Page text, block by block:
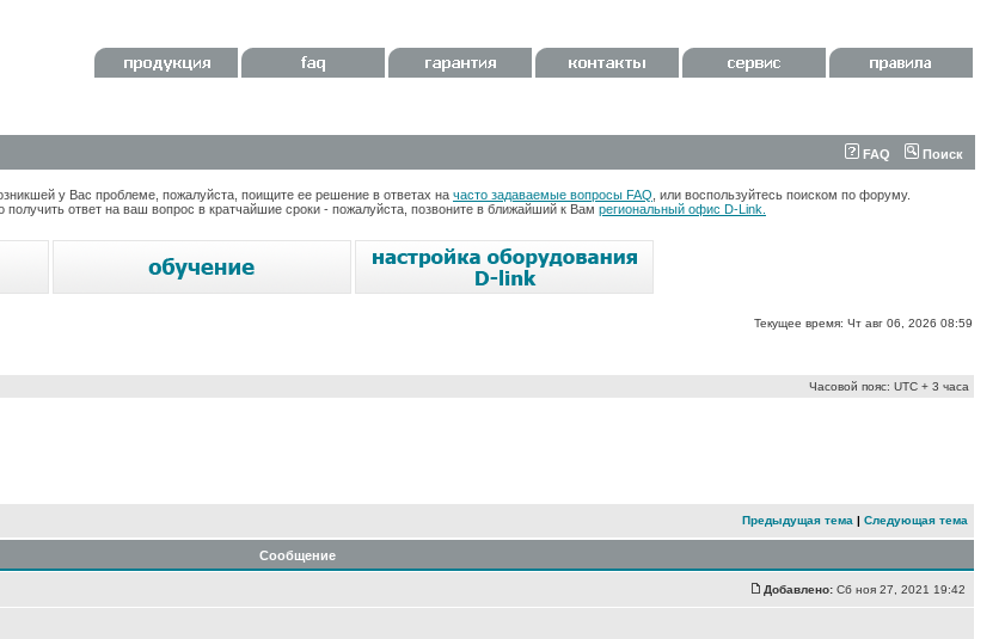
FAQ Поиск
у Вас проблеме, пожалуйста, поищите ее решение в ответах на часто задаваемые вопросы FAQ , или воспользуйтесь поиском по форуму.
ответ на ваш вопрос в кратчайшие сроки - пожалуйста, позвоните в ближайший к Вам региональный офис D-Link.
Текущее время: Чт авг 06, 2026 08:59
Часовой пояс: UTC + 3 часа
Предыдущая тема | Следующая тема
Сообщение
Добавлено: Сб ноя 27, 2021 19:42